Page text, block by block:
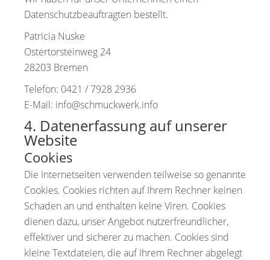
Datenschutzbeauftragten bestellt.
Patricia Nuske
Ostertorsteinweg 24
28203 Bremen
Telefon: 0421 / 7928 2936
E-Mail: info@schmuckwerk.info
4. Datenerfassung auf unserer
Website
Cookies
Die Internetseiten verwenden teilweise so genannte
Cookies. Cookies richten auf Ihrem Rechner keinen
Schaden an und enthalten keine Viren. Cookies
dienen dazu, unser Angebot nutzerfreundlicher,
effektiver und sicherer zu machen. Cookies sind
kleine Textdateien, die auf Ihrem Rechner abgelegt